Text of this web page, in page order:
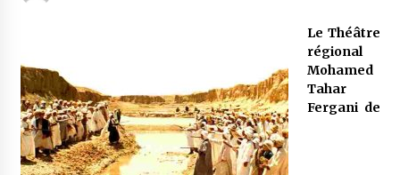
5 ans ago
« Père, tiens-moi, je vais tomber ! »
Le Théâtre
régional
Mohamed
Tahar
Fergani de